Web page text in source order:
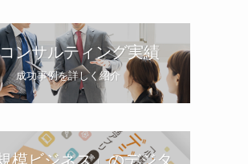
ンサルティング実績
成功事例を詳しく紹介
模ビジネス」のデジタ